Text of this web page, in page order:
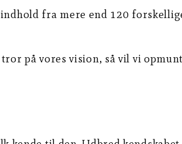
fra mere end 120
på vores vision, så vil vi